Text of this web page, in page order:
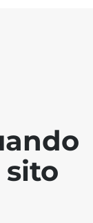
sito